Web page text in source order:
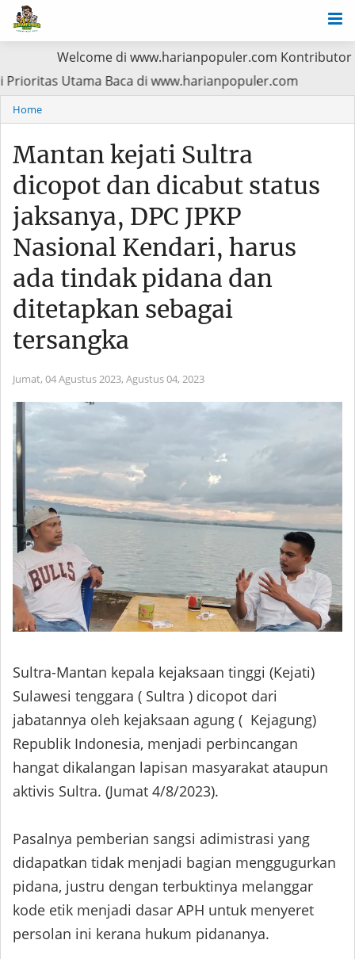
di www.harianpopuler.com Kontributor Liputan
Jadi Prioritas Utama Baca di
Home
Mantan kejati Sultra
dicopot dan dicabut status
jaksanya, DPC JPKP
Nasional Kendari, harus
ada tindak pidana dan
ditetapkan sebagai
tersangka
Jumat, 04 Agustus 2023, Agustus 04, 2023
Sultra-Mantan kepala kejaksaan tinggi (Kejati)
Sulawesi tenggara ( Sultra ) dicopot dari
jabatannya oleh kejaksaan agung ( Kejagung)
Republik Indonesia, menjadi perbincangan
hangat dikalangan lapisan masyarakat ataupun
aktivis Sultra. (Jumat 4/8/2023).
Pasalnya pemberian sangsi adimistrasi yang
didapatkan tidak menjadi bagian menggugurkan
pidana, justru dengan terbuktinya melanggar
kode etik menjadi dasar APH untuk menyeret
persolan ini kerana hukum pidananya.